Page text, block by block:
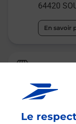
Le
64420
En savoir
La
AVENUE